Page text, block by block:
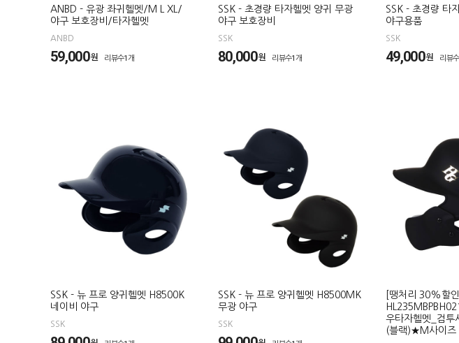
ANBD - 유광 좌귀헬멧/M L XL/
야구 보호장비/타자헬멧
ANBD
59,000원 리뷰수1개
SSK - 초경량 타자헬멧 양귀 무광
야구 보호장비
SSK
80,000원 리뷰수1개
SSK - 초경량 타
야구용품
SSK
49,000원 리뷰
SSK - 뉴 프로 양귀헬멧 H8500K
네이비 야구
SSK
SSK - 뉴 프로 양귀헬멧 H8500MK
무광 야구
SSK
[땡처리 30%할
우타자헬멧_검투
(블랙)★M사이즈